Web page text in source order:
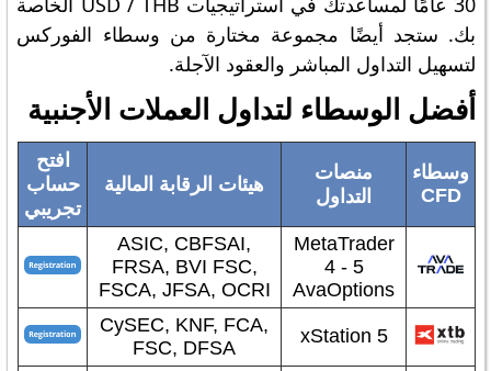
بك. ستجد أيضًا مجموعة مختارة من وسطاء الفوركس
لتسهيل التداول المباشر والعقود الآجلة.
أفضل الوسطاء لتداول العملات الأجنبية
وسطاء
CFD
منصات
التداول
هيئات الرقابة المالية
افتح
حساب
تجريبي
MetaTrader
4 - 5
AvaOptions
ASIC, CBFSAI,
FRSA, BVI FSC,
FSCA, JFSA, OCRI
xStation 5
CySEC, KNF, FCA,
FSC, DFSA